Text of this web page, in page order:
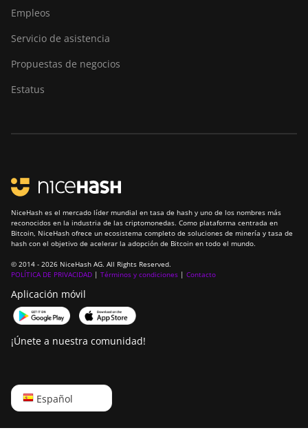
Empleos
Servicio de asistencia
Propuestas de negocios
Estatus
NiceHash es el mercado líder mundial en tasa de hash y uno de los nombres más
reconocidos en la industria de las criptomonedas. Como plataforma centrada en
Bitcoin, NiceHash ofrece un ecosistema completo de soluciones de minería y tasa de
hash con el objetivo de acelerar la adopción de Bitcoin en todo el mundo.
© 2014 - 2026 NiceHash AG. All Rights Reserved.
POLÍTICA DE PRIVACIDAD | Términos y condiciones | Contacto
Aplicación móvil
¡Únete a nuestra comunidad!
Español
English